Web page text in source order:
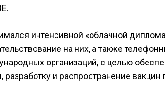
интенсивной «облачной
на них, а также
организаций, с целью
и распространение вакцин